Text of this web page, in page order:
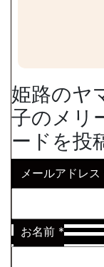
姫路のヤ
子のメリ
ードを投
メールアドレス
お名前 *